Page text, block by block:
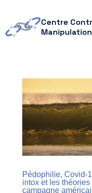
Centre
Pédophilie, Covid-
intox et les
campagne